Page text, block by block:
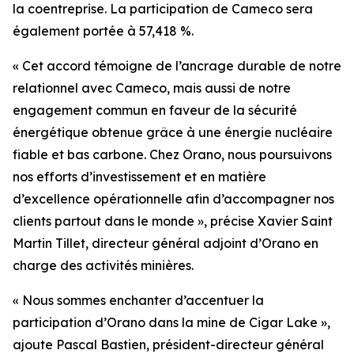
la coentreprise. La participation de Cameco sera
également portée à 57,418 %.
« Cet accord témoigne de l’ancrage durable de notre
relationnel avec Cameco, mais aussi de notre
engagement commun en faveur de la sécurité
énergétique obtenue grâce à une énergie nucléaire
fiable et bas carbone. Chez Orano, nous poursuivons
nos efforts d’investissement et en matière
d’excellence opérationnelle afin d’accompagner nos
clients partout dans le monde », précise Xavier Saint
Martin Tillet, directeur général adjoint d’Orano en
charge des activités minières.
« Nous sommes enchanter d’accentuer la
participation d’Orano dans la mine de Cigar Lake »,
ajoute Pascal Bastien, président-directeur général